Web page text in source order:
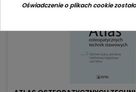
Oświadczenie o plikach cookie